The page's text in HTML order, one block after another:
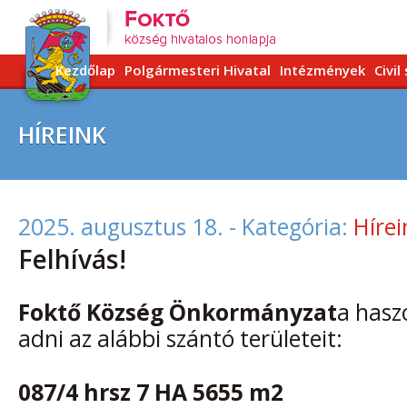
Kezdőlap Polgármesteri Hivatal Intézmények Civil
HÍREINK
2025. augusztus 18. - Kategória:
Felhívás!
Foktő Község Önkormányzata
adni az alábbi szántó területeit:
087/4 hrsz 7 HA 5655 m2